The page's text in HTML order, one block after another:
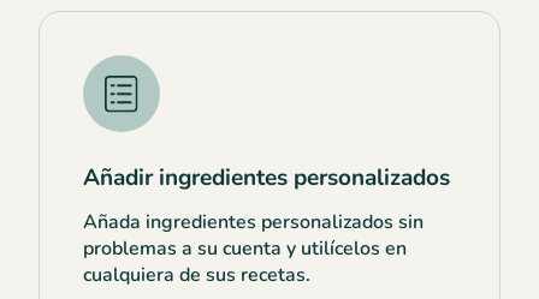
Añadir ingredientes personalizados
Añada ingredientes personalizados sin
problemas a su cuenta y utilícelos en
cualquiera de sus recetas.